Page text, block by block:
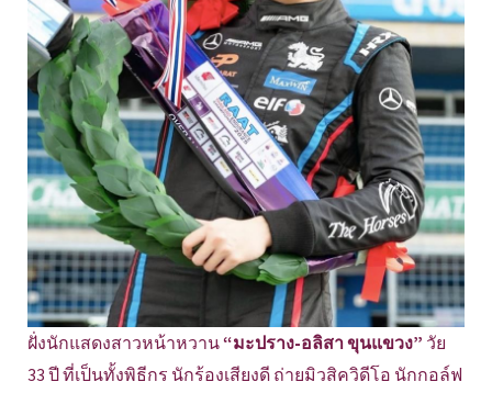
ฝั่งนักแสดงสาวหน้าหวาน“มะปราง-อลิสา ขุนแขวง” วัย
33 ปี ที่เป็นทั้งพิธีกร นักร้องเสียงดี ถ่ายมิวสิควิดีโอ นักกอล์ฟ